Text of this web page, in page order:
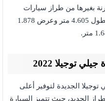
بغيرها من طراز سيارات
جيلي، حيث صممت السيارة بطول 4.605 متر وعرض 1.878
توجيلا 2022
الجديدة لتوفير أعلى
الجديد، حيث تتميز السيارة